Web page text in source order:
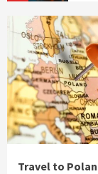
4
5
Travel to